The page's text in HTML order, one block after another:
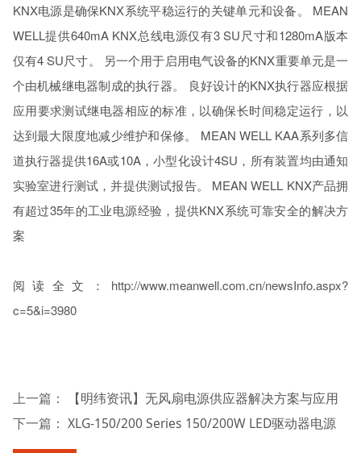
KNX电源是确保KNX系统平稳运行的关键单元和设备。 MEAN
WELL提供640mA KNX总线电源仅有3 SU尺寸和1280mA版本
仅有4 SU尺寸。 另一个用于启用电气设备的KNX重要单元是一
个由机械继电器制成的执行器。 良好设计的KNX执行器应根据
应用要求测试继电器相应的标准，以确保长时间稳定运行，以
达到最大限度地减少维护和保修。 MEAN WELL KAA系列多信
道执行器提供16A或10A，小型化设计4SU，所有装置均由通知
实验室进行测试，并提供测试报告。 MEAN WELL KNX产品拥
有超过35年的工业电源经验，提供KNX系统可靠安全的解决方
案
阅读全文： http://www.meanwell.com.cn/newsInfo.aspx?
c=5&i=3980
上一篇：
【明纬资讯】无风扇电源供应器解决方案与应用
下一篇： XLG-150/200 Series 150/200W LED驱动器电源